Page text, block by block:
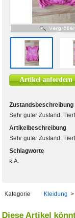
Artikel anfordern
Zustandsbeschreibung
Sehr guter Zustand.
Artikelbeschreibung
Sehr guter Zustand.
Schlagworte
k.A.
Kategorie Kleidung >
Diese Artikel